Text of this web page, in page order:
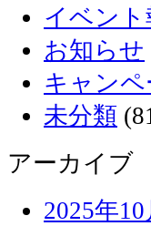
イベント
お知らせ
キャンペ
未分類
アーカイブ
2025年10